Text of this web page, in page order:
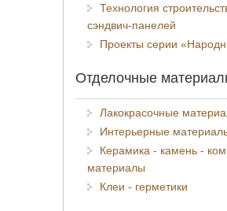
Технология
сэндвич-панелей
Проекты серии
Отделочные
Лакокрасочные
Интерьерные
Керамика - камень -
материалы
Клеи - герметики